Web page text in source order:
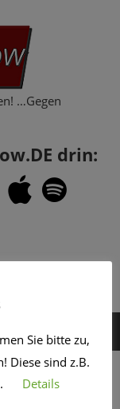
…Gegen
drin:
Sie bitte zu,
Diese sind z.B.
Details